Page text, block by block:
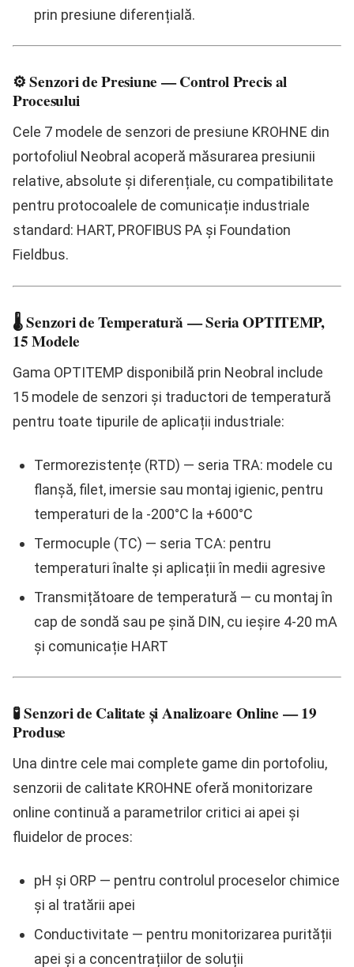
prin presiune diferențială.
⚙️ Senzori de Presiune — Control Precis al
Procesului
Cele 7 modele de senzori de presiune KROHNE din
portofoliul Neobral acoperă măsurarea presiunii
relative, absolute și diferențiale, cu compatibilitate
pentru protocoalele de comunicație industriale
standard: HART, PROFIBUS PA și Foundation
Fieldbus.
🌡️ Senzori de Temperatură — Seria OPTITEMP,
15 Modele
Gama OPTITEMP disponibilă prin Neobral include
15 modele de senzori și traductori de temperatură
pentru toate tipurile de aplicații industriale:
Termorezistențe (RTD) — seria TRA: modele cu
flanșă, filet, imersie sau montaj igienic, pentru
temperaturi de la -200°C la +600°C
Termocuple (TC) — seria TCA: pentru
temperaturi înalte și aplicații în medii agresive
Transmițătoare de temperatură — cu montaj în
cap de sondă sau pe șină DIN, cu ieșire 4-20 mA
și comunicație HART
🧪 Senzori de Calitate și Analizoare Online — 19
Produse
Una dintre cele mai complete game din portofoliu,
senzorii de calitate KROHNE oferă monitorizare
online continuă a parametrilor critici ai apei și
fluidelor de proces:
pH și ORP — pentru controlul proceselor chimice
și al tratării apei
Conductivitate — pentru monitorizarea purității
apei și a concentrațiilor de soluții